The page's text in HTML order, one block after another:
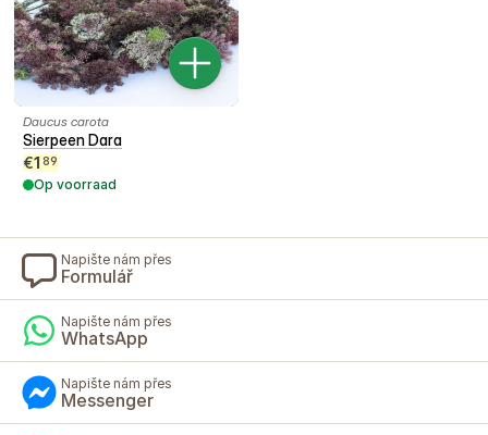
Daucus carota
Sierpeen Dara
€1 89
Op voorraad
Napište nám přes
Formulář
Napište nám přes
WhatsApp
Napište nám přes
Messenger